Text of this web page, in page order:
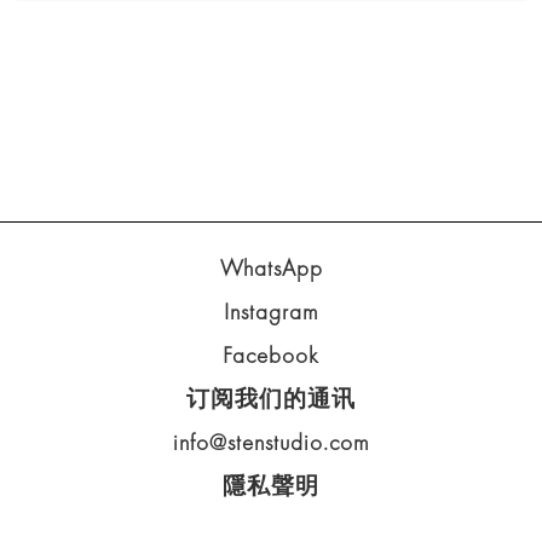
WhatsApp
Instagram
Facebook
订阅我们的通讯
info@stenstudio.com
隱私聲明